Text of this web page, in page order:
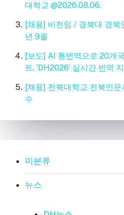
대학교 @2026.08.06.
[채용] 비전임 / 경북대 경
년 9월
[보도] AI 통번역으로 20개
트, ‘DH2026’ 실시간 번역
[채용] 전북대학교 전북인
수
미분류
뉴스